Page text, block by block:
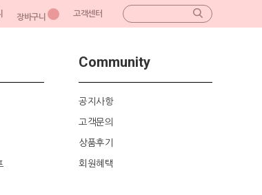
장바구니 고객센터
Community
공지사항
고객문의
상품후기
회원혜택